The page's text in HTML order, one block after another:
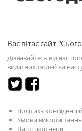
Вас вітає сайт
Дізнавайтесь від нас
видатних людей на
Політика
Умови використання
Наші партнери